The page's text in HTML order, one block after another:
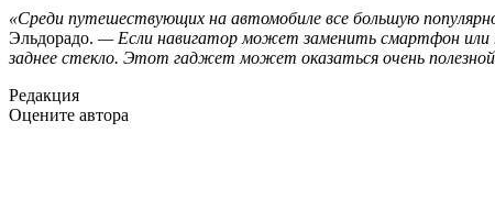
«Среди путешествующих на автомобиле все большую
Эльдорадо. — Если навигатор может заменить смартфон или
заднее стекло. Этот гаджет может оказаться очень
Редакция
Оцените автора